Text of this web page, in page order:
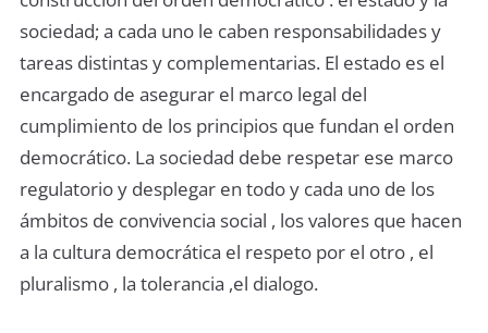
sociedad; a cada uno le caben responsabilidades y
tareas distintas y complementarias. El estado es el
encargado de asegurar el marco legal del
cumplimiento de los principios que fundan el orden
democrático. La sociedad debe respetar ese marco
regulatorio y desplegar en todo y cada uno de los
ámbitos de convivencia social , los valores que hacen
a la cultura democrática el respeto por el otro , el
pluralismo , la tolerancia ,el dialogo.